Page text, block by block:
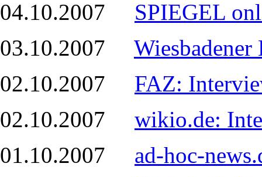
04.10.2007 SPIEGEL
03.10.2007
02.10.2007 FAZ:
02.10.2007 wikio.de:
01.10.2007 ad-hoc-